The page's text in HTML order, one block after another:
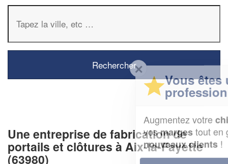
Une entreprise de fabrication de
portails et clôtures à Aix-la-Fayette
(63980)
Vous êtes un
professionnel ?
chiffre d'affaireset
vosmargestout en gagnant de
nouveaux clients!